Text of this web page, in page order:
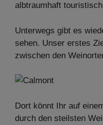
albtraumhaft
Unterwegs gibt es
sehen. Unser erstes
zwischen den
Dort könnt Ihr auf
durch den steilsten